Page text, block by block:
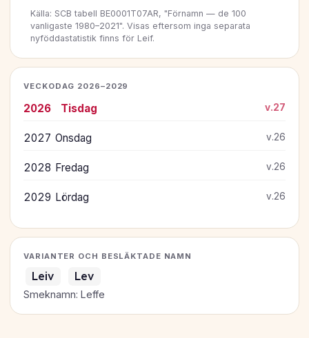
Källa: SCB tabell BE0001T07AR, "Förnamn — de 100
vanligaste 1980–2021". Visas eftersom inga separata
nyföddastatistik finns för Leif.
VECKODAG 2026–2029
2026 Tisdag v.27
2027 Onsdag v.26
2028 Fredag v.26
2029 Lördag v.26
VARIANTER OCH BESLÄKTADE NAMN
Leiv Lev
Smeknamn: Leffe